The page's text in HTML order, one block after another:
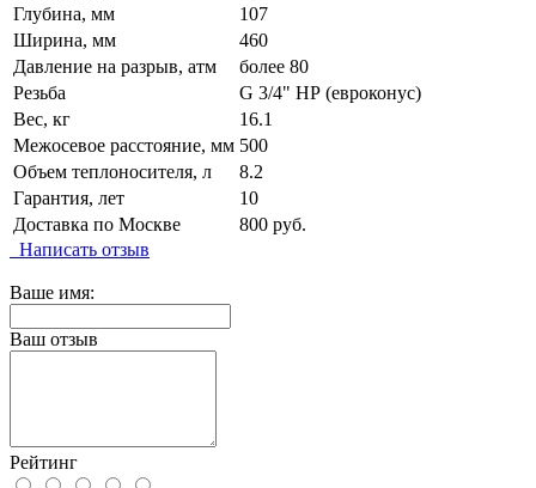
Глубина, мм
107
Ширина, мм
460
Давление на разрыв, атм
более 80
Резьба
G 3/4" НР (евроконус)
Вес, кг
16.1
Межосевое расстояние, мм 500
Объем теплоносителя, л
8.2
Гарантия, лет
10
Доставка по Москве
800 руб.
Написать отзыв
Ваше имя:
Ваш отзыв
Рейтинг